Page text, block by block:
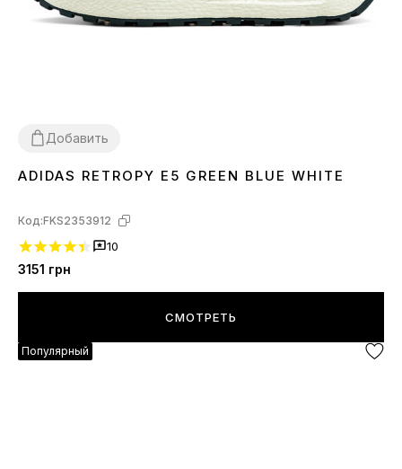
Добавить
41 43
ADIDAS RETROPY E5 GREEN BLUE WHITE
Код:FKS2353912
10
3151 грн
СМОТРЕТЬ
Популярный